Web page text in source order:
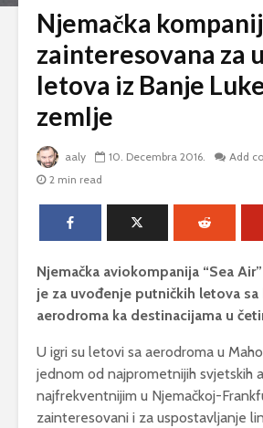
Njemačka
zainteresovana za
letova iz Banje
zemlje
aaly 10. Decembra 2016.
Add
2 min read
Njemačka aviokompanija “Sea
je za uvođenje putničkih letova sa
aerodroma ka destinacijama u
U igri su letovi sa aerodroma u
jednom od najprometnijih svjetskih
najfrekventnijim u Njemačkoj-
zainteresovani i za uspostavljanje